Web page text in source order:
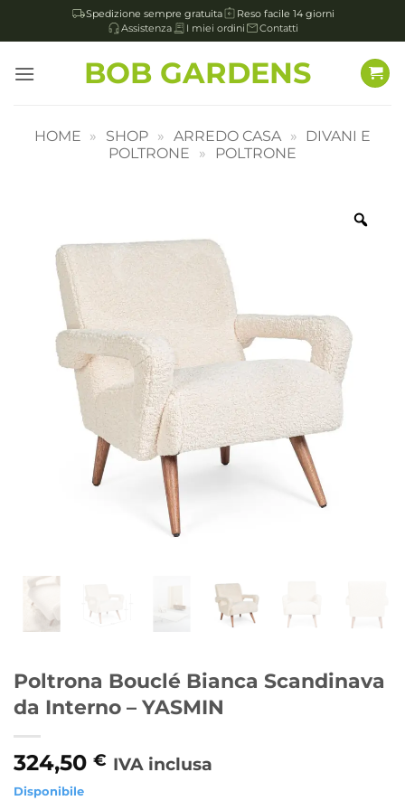
Spedizione sempre gratuita
Reso facile 14 giorni
Assistenza
I miei ordini Contatti
BOB GARDENS
HOME » SHOP » ARREDO CASA » DIVANI E
POLTRONE
» POLTRONE
Poltrona Bouclé Bianca Scandinava
da Interno – YASMIN
324,50 € IVA inclusa
Disponibile